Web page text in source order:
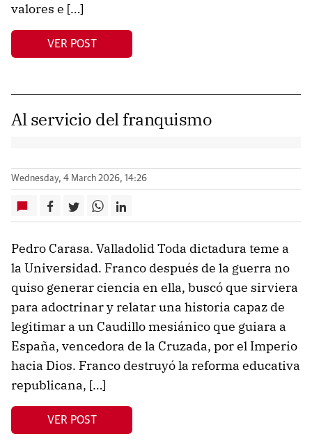
valores e […]
VER POST
Al servicio del franquismo
Wednesday, 4 March 2026, 14:26
Pedro Carasa. Valladolid Toda dictadura teme a
la Universidad. Franco después de la guerra no
quiso generar ciencia en ella, buscó que sirviera
para adoctrinar y relatar una historia capaz de
legitimar a un Caudillo mesiánico que guiara a
España, vencedora de la Cruzada, por el Imperio
hacia Dios. Franco destruyó la reforma educativa
republicana, […]
VER POST